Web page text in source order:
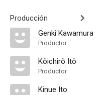
Producción
Genki Kawamura
Productor
Kôichirô Itô
Productor
Kinue Ito